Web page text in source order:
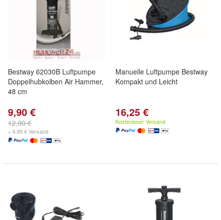
Bestway 62030B Luftpumpe
Doppelhubkolben Air Hammer,
48 cm
9,90 €
12,90 €
+ 4,90 € Versand
Manuelle Luftpumpe Bestway
Kompakt und Leicht
16,25 €
Kostenloser Versand